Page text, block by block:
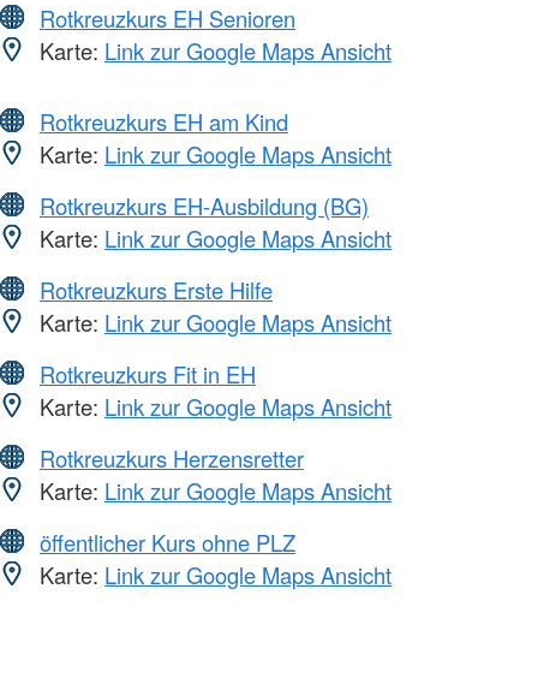
Rotkreuzkurs EH Senioren
Karte: Link zur Google Maps Ansicht
Rotkreuzkurs EH am Kind
Karte: Link zur Google Maps Ansicht
Rotkreuzkurs EH-Ausbildung (BG)
Karte: Link zur Google Maps Ansicht
Rotkreuzkurs Erste Hilfe
Karte: Link zur Google Maps Ansicht
Rotkreuzkurs Fit in EH
Karte: Link zur Google Maps Ansicht
Rotkreuzkurs Herzensretter
Karte: Link zur Google Maps Ansicht
öffentlicher Kurs ohne PLZ
Karte: Link zur Google Maps Ansicht